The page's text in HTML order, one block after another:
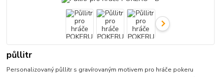
půllitr
Personalizovaný půllitr s gravírovaným motivem pro hráče pokeru